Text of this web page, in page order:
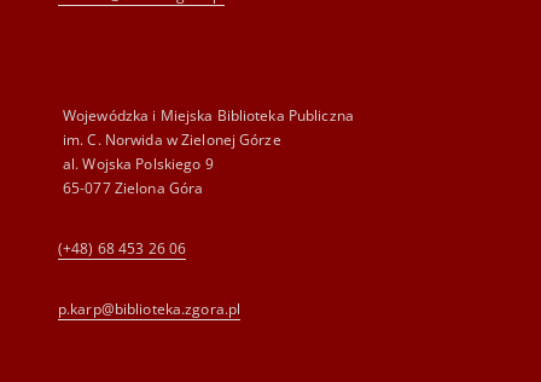
Wojewódzka i Miejska Biblioteka Publiczna
im. C. Norwida w Zielonej Górze
al. Wojska Polskiego 9
65-077 Zielona Góra
(+48) 68 453 26 06
p.karp@biblioteka.zgora.pl